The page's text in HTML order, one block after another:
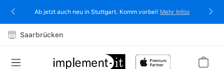
springenAb jetzt auch neu in Stuttgart. Komm vorbei! Mehr Infos
Saarbrücken